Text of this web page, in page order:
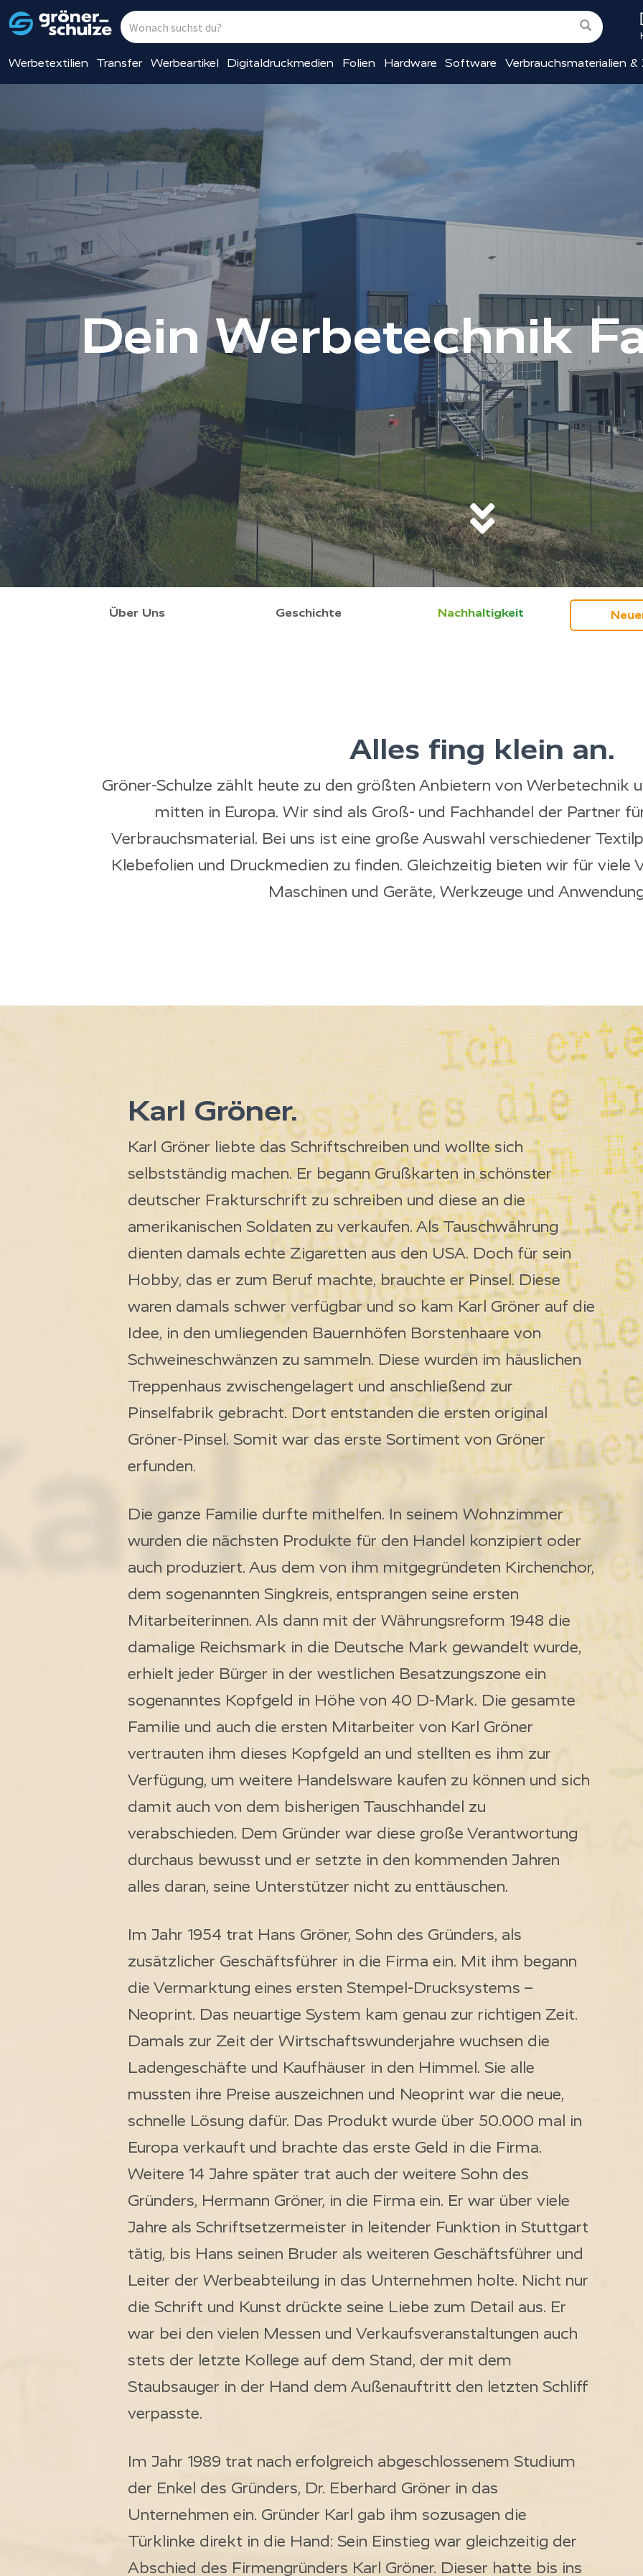
Werbetextilien Transfer Werbeartikel Digitaldruckmedien Folien Hardware Software Verbrauchsmaterialien &
Dein Werbetechnik
Über Uns Geschichte Nachhaltigkeit
Alles fing klein an.
Gröner-Schulze zählt heute zu den größten Anbietern von Werbetechnik
mitten in Europa. Wir sind als Groß- und Fachhandel der Partner
Verbrauchsmaterial. Bei uns ist eine große Auswahl verschiedener
Klebefolien und Druckmedien zu finden. Gleichzeitig bieten wir für viele
Maschinen und Geräte, Werkzeuge und
Karl Gröner.
Karl Gröner liebte das Schriftschreiben und wollte sich
selbstständig machen. Er begann Grußkarten in schönster
deutscher Frakturschrift zu schreiben und diese an die
amerikanischen Soldaten zu verkaufen. Als Tauschwährung
dienten damals echte Zigaretten aus den USA. Doch für sein
Hobby, das er zum Beruf machte, brauchte er Pinsel. Diese
waren damals schwer verfügbar und so kam Karl Gröner auf die
Idee, in den umliegenden Bauernhöfen Borstenhaare von
Schweineschwänzen zu sammeln. Diese wurden im häuslichen
Treppenhaus zwischengelagert und anschließend zur
Pinselfabrik gebracht. Dort entstanden die ersten original
Gröner-Pinsel. Somit war das erste Sortiment von Gröner
erfunden.
Die ganze Familie durfte mithelfen. In seinem Wohnzimmer
wurden die nächsten Produkte für den Handel konzipiert oder
auch produziert. Aus dem von ihm mitgegründeten Kirchenchor,
dem sogenannten Singkreis, entsprangen seine ersten
Mitarbeiterinnen. Als dann mit der Währungsreform 1948 die
damalige Reichsmark in die Deutsche Mark gewandelt wurde,
erhielt jeder Bürger in der westlichen Besatzungszone ein
sogenanntes Kopfgeld in Höhe von 40 D-Mark. Die gesamte
Familie und auch die ersten Mitarbeiter von Karl Gröner
vertrauten ihm dieses Kopfgeld an und stellten es ihm zur
Verfügung, um weitere Handelsware kaufen zu können und sich
damit auch von dem bisherigen Tauschhandel zu
verabschieden. Dem Gründer war diese große Verantwortung
durchaus bewusst und er setzte in den kommenden Jahren
alles daran, seine Unterstützer nicht zu enttäuschen.
Im Jahr 1954 trat Hans Gröner, Sohn des Gründers, als
zusätzlicher Geschäftsführer in die Firma ein. Mit ihm begann
die Vermarktung eines ersten Stempel-Drucksystems –
Neoprint. Das neuartige System kam genau zur richtigen Zeit.
Damals zur Zeit der Wirtschaftswunderjahre wuchsen die
Ladengeschäfte und Kaufhäuser in den Himmel. Sie alle
mussten ihre Preise auszeichnen und Neoprint war die neue,
schnelle Lösung dafür. Das Produkt wurde über 50.000 mal in
Europa verkauft und brachte das erste Geld in die Firma.
Weitere 14 Jahre später trat auch der weitere Sohn des
Gründers, Hermann Gröner, in die Firma ein. Er war über viele
Jahre als Schriftsetzermeister in leitender Funktion in Stuttgart
tätig, bis Hans seinen Bruder als weiteren Geschäftsführer und
Leiter der Werbeabteilung in das Unternehmen holte. Nicht nur
die Schrift und Kunst drückte seine Liebe zum Detail aus. Er
war bei den vielen Messen und Verkaufsveranstaltungen auch
stets der letzte Kollege auf dem Stand, der mit dem
Staubsauger in der Hand dem Außenauftritt den letzten Schliff
verpasste.
Im Jahr 1989 trat nach erfolgreich abgeschlossenem Studium
der Enkel des Gründers, Dr. Eberhard Gröner in das
Unternehmen ein. Gründer Karl gab ihm sozusagen die
Türklinke direkt in die Hand: Sein Einstieg war gleichzeitig der
Abschied des Firmengründers Karl Gröner. Dieser hatte bis ins